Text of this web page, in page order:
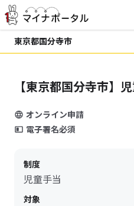
東京都国分寺市
【東京都国分寺市】
オンライン申請
電子署名必須
制度
児童手当
対象